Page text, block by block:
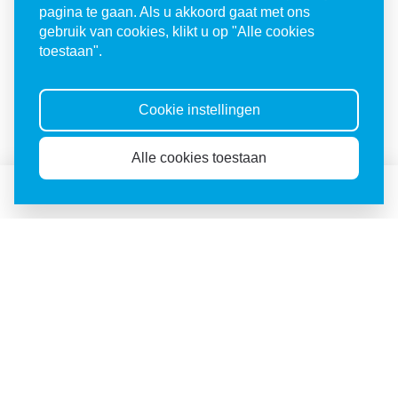
voor Israël
Steun Israël
pagina te gaan. Als u akkoord gaat met ons
gebruik van cookies, klikt u op "Alle cookies
toestaan".
Cookie instellingen
Alle cookies toestaan